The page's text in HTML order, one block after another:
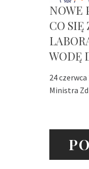
NOWE
CO
WODĘ
24
Ministra